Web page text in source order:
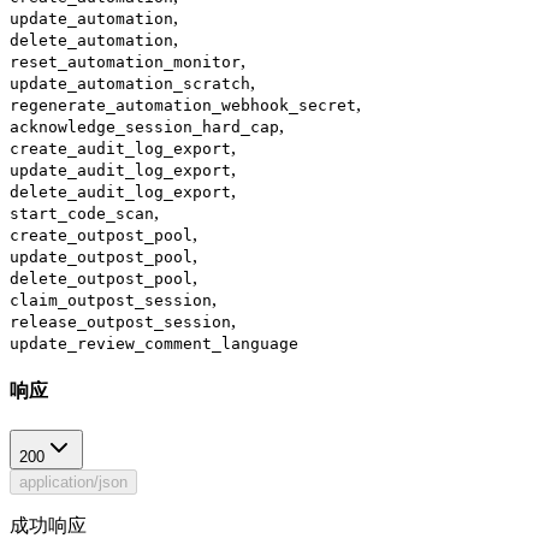
update_automation,
delete_automation,
reset_automation_monitor,
update_automation_scratch,
regenerate_automation_webhook_secret,
acknowledge_session_hard_cap,
create_audit_log_export,
update_audit_log_export,
delete_audit_log_export,
start_code_scan,
create_outpost_pool ,
update_outpost_pool ,
delete_outpost_pool ,
claim_outpost_session,
release_outpost_session,
update_review_comment_language
响应
200
application/json
成功响应